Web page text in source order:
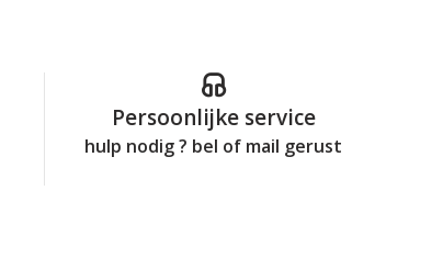
Persoonlijke service
hulp nodig ? bel of mail gerust